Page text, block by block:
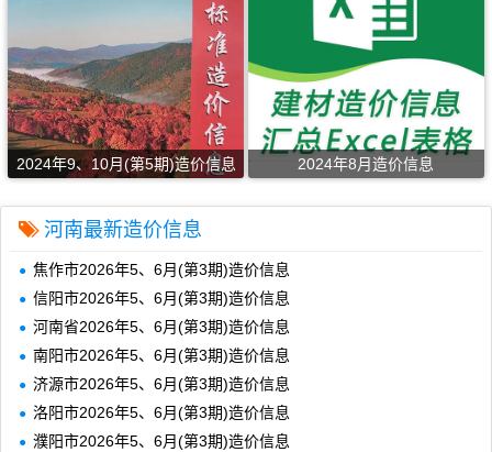
2024年9、10月(第5期)造价信息 2024年8月造价信息
河南最新造价信息
焦作市2026年5、6月(第3期)造价信息
信阳市2026年5、6月(第3期)造价信息
河南省2026年5、6月(第3期)造价信息
南阳市2026年5、6月(第3期)造价信息
济源市2026年5、6月(第3期)造价信息
洛阳市2026年5、6月(第3期)造价信息
濮阳市2026年5、6月(第3期)造价信息